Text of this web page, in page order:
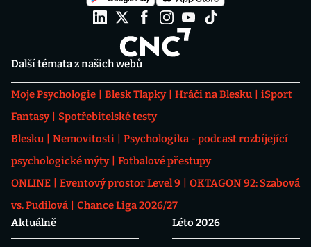
Další témata z našich webů
Moje Psychologie Blesk Tlapky Hráči na Blesku
iSport
Fantasy
Spotřebitelské testy
Blesku
Nemovitosti
Psychologika - podcast rozbíjející
psychologické mýty
Fotbalové přestupy
ONLINE
Eventový prostor Level 9
OKTAGON 92: Szabová
vs. Pudilová
Chance Liga 2026/27
Aktuálně
Léto 2026